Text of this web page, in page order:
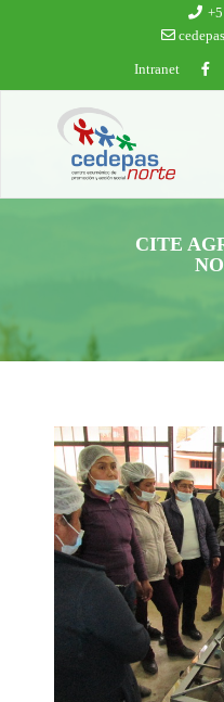
Intranet
CITE